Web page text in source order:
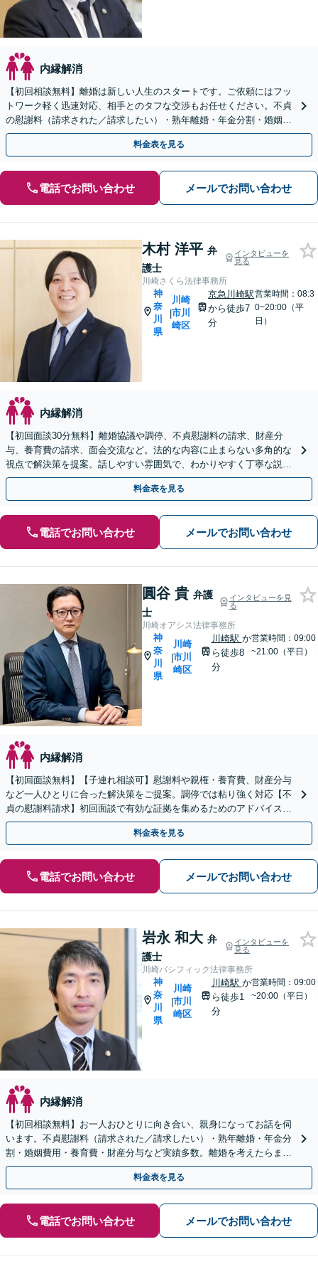
内縁解消
【初回相談無料】離婚は新しい人生のスタートです。ご依頼にはフッ
トワーク軽く迅速対応、相手とのタフな交渉もお任せください。不貞
の慰謝料（請求された／請求したい）・熟年離婚・年金分割・婚姻費
用・養育費・財産分与など実績多数。【川崎駅徒歩1分】
料金表を見る
電話でお問い合わせ メールでお問い合わせ
木村 洋平 弁
護士
インタビューを
見る
川崎さくら法律事務所
神
奈
川
県
|
川崎
市川
崎区
京急川崎駅
から徒歩7
分
営業時間：08:3
0~20:00（平
日）
内縁解消
【初回面談30分無料】離婚協議や調停、不貞慰謝料の請求、財産分
与、養育費の請求、面会交流など。法的な内容に止まらない多角的な
視点で解決策を提案。話しやすい雰囲気で、わかりやすく丁寧な説明
を心がけます【休日・夜間面談OK】【お子さま連れOK】
料金表を見る
電話でお問い合わせ メールでお問い合わせ
圓谷 貴 弁護
士
インタビューを見
る
川崎オアシス法律事務所
神
奈
川
県
|
川崎
市川
崎区
川崎駅 か
ら徒歩8
分
営業時間：09:00
~21:00（平日）
内縁解消
【初回面談無料】【子連れ相談可】慰謝料や親権・養育費、財産分与
など一人ひとりに合った解決策をご提案。調停では粘り強く対応【不
貞の慰謝料請求】初回面談で有効な証拠を集めるためのアドバイスを
します。お気軽にご相談ください
料金表を見る
電話でお問い合わせ メールでお問い合わせ
岩永 和大 弁
護士
インタビューを
見る
川崎パシフィック法律事務所
神
奈
川
県
|
川崎
市川
崎区
川崎駅 か
ら徒歩1
分
営業時間：09:00
~20:00（平日）
内縁解消
【初回相談無料】お一人おひとりに向き合い、親身になってお話を伺
います。不貞慰謝料（請求された／請求したい）・熟年離婚・年金分
割・婚姻費用・養育費・財産分与など実績多数。離婚を考えたらまず
は弁護士にご相談ください。【川崎駅徒歩1分】
料金表を見る
電話でお問い合わせ メールでお問い合わせ